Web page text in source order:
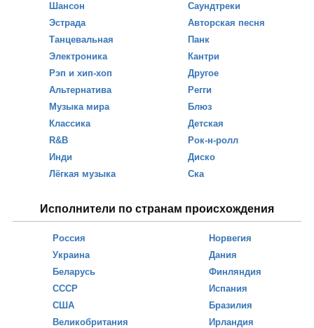
Шансон
Эстрада
Танцевальная
Электроника
Рэп и хип-хоп
Альтернатива
Музыка мира
Классика
R&B
Инди
Лёгкая музыка
Саундтреки
Авторская песня
Панк
Кантри
Другое
Регги
Блюз
Детская
Рок-н-ролл
Диско
Ска
Исполнители по странам происхождения
Россия
Украина
Беларусь
СССР
США
Великобритания
Норвегия
Дания
Финляндия
Испания
Бразилия
Ирландия